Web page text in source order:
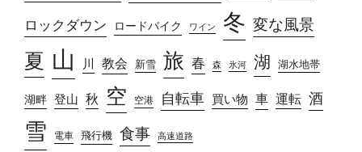
ロックダウン ロードバイク ワイン 冬 変な風景
夏 山 川 教会 新雪 旅 春 森 氷河 湖 湖水地帯
湖畔 登山 秋 空 空港 自転車 買い物 車 運転 酒
雪 電車 飛行機 食事 高速道路